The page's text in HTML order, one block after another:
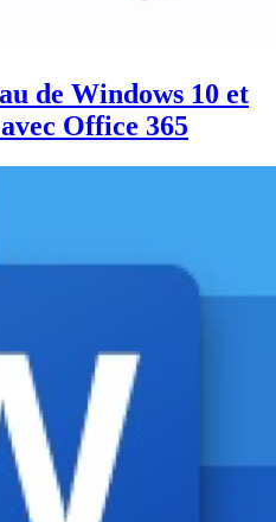
de Windows 10 et
Office 365